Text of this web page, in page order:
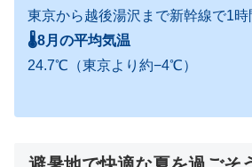
東京から越後湯沢まで新幹線で1時
🌡8月の平均気温
24.7℃（東京より約−4℃）